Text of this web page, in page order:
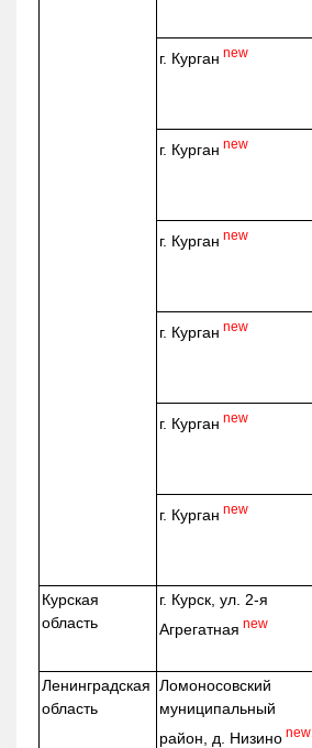
г. Курган new
г. Курган new
г. Курган new
г. Курган new
г. Курган new
г. Курган new
Курская
область
г. Курск, ул. 2-я
Агрегатная new
Ленинградская
область
Ломоносовский
муниципальный
район, д. Низино new